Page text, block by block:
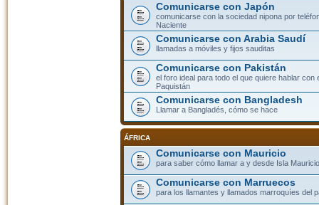
Comunicarse con Japón
comunicarse con la sociedad nipona por
Naciente
Comunicarse con Arabia Saudí
llamadas a móviles y fijos sauditas
Comunicarse con Pakistán
el foro ideal para todo el que quiere hablar con
Paquistán
Comunicarse con Bangladesh
Llamar a Bangladés, cómo se hace
ÁFRICA
Comunicarse con Mauricio
para saber cómo llamar a y desde Isla
Comunicarse con Marruecos
para los llamantes y llamados marroquíes del